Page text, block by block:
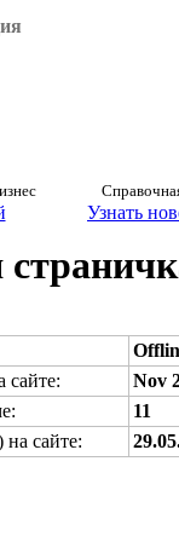
Узнать
сайте:
Nov
11
сайте: